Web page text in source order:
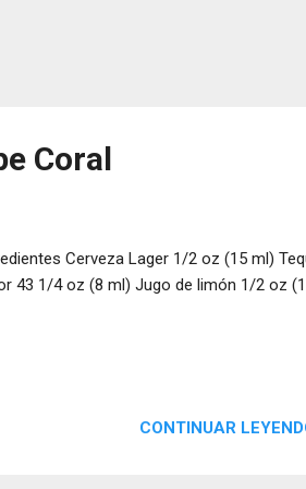
Coral
Cerveza Lager 1/2 oz (15 ml)
43 1/4 oz (8 ml) Jugo de limón 1/2 oz
CONTINUAR